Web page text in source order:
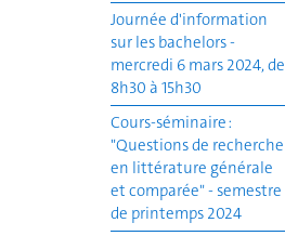
Journée d'information
sur les bachelors -
mercredi 6 mars 2024, de
8h30 à 15h30
Cours-séminaire :
"Questions de recherche
en littérature générale
et comparée" - semestre
de printemps 2024